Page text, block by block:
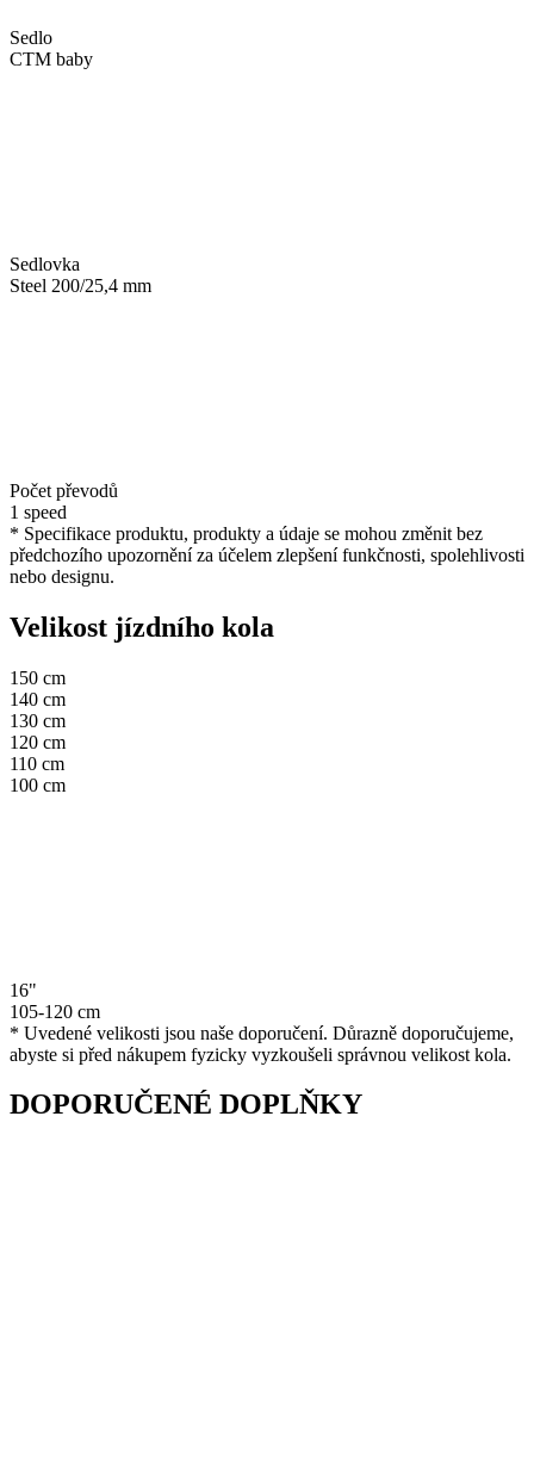
Sedlo
CTM baby
Sedlovka
Steel 200/25,4 mm
Počet převodů
1 speed
* Specifikace produktu, produkty a údaje se mohou změnit bez
předchozího upozornění za účelem zlepšení funkčnosti, spolehlivosti
nebo designu.
Velikost jízdního kola
150 cm
140 cm
130 cm
120 cm
110 cm
100 cm
16"
105-120 cm
* Uvedené velikosti jsou naše doporučení. Důrazně doporučujeme,
abyste si před nákupem fyzicky vyzkoušeli správnou velikost kola.
DOPORUČENÉ DOPLŇKY